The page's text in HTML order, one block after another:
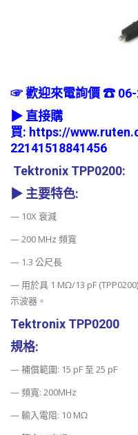
☞ 歡迎來電詢價 ☎ 06-
▶ 直接購
買: https://
22141518841456
Tektronix TPP0200:
▶ 主要特色:
— 10X 衰減
— 200 MHz 頻寬
— 1.3 公尺長
— 用於具 1 MΩ/13 pF
示波器。
Tektronix TPP0200
規格:
— 補償範圍: 15 pF 至 25 pF
— 頻寬: 200MHz
— 輸入電阻: 10 MΩ